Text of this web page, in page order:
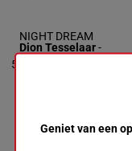
5
NIGHT DREAM
Dion Tesselaar-
Ricky Eklund
MADAME DREAM
Geniet van een